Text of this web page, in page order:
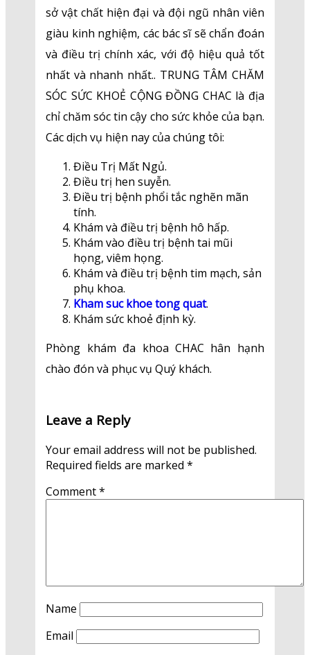
sở vật chất hiện đại và đội ngũ nhân viên
giàu kinh nghiệm, các bác sĩ sẽ chẩn đoán
và điều trị chính xác, với độ hiệu quả tốt
nhất và nhanh nhất.. TRUNG TÂM CHĂM
SÓC SỨC KHOẺ CỘNG ĐỒNG CHAC là địa
chỉ chăm sóc tin cậy cho sức khỏe của bạn.
Các dịch vụ hiện nay của chúng tôi:
Điều Trị Mất Ngủ.
Điều trị hen suyễn.
Điều trị bệnh phổi tắc nghẽn mãn
tính.
Khám và điều trị bệnh hô hấp.
Khám vào điều trị bệnh tai mũi
họng, viêm họng.
Khám và điều trị bệnh tim mạch, sản
phụ khoa.
Kham suc khoe tong quat.
Khám sức khoẻ định kỳ.
Phòng khám đa khoa CHAC hân hạnh
chào đón và phục vụ Quý khách.
Leave a Reply
Your email address will not be published.
Required fields are marked*
Comment*
Name
Email